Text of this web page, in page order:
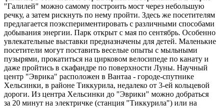
"Галилей" можно самому построить мост через небольшую
речку, а затем рискнуть по нему пройти. Здесь же посетителям
предлагается поэкспериментировать с различными способами
добывания энергии. Парк открыт с мая по сентябрь. Особенно
увлекательные выставки предназначены для детей. Маленькие
посетители могут поставить веселые опыты с мыльными
пузырями, прокатиться на цирковом велосипеде по канату и
даже пройтись в скафандре по поверхности Луны. Научный
центр "Эврика" расположен в Вантаа - городе-спутнике
Хельсинки, в районе Тиккурила, недалеко от 3-ей кольцевой
дороги. Из центра Хельсинки до "Эврики" можно добраться
за 20 минут на электричке (станция "Тиккурила") или на